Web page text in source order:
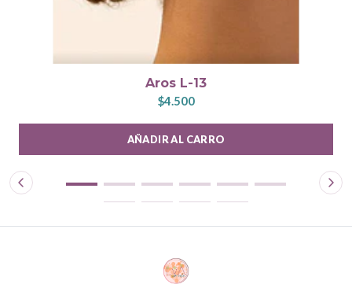
Aros L-13
$4.500
AÑADIR AL CARRO